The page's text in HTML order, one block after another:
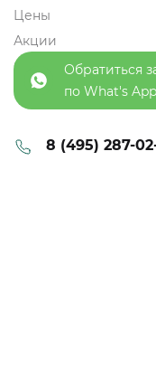
Цены
Акции
Специалисты
Отзывы
8 (495) 287-
Обратиться
по What's App